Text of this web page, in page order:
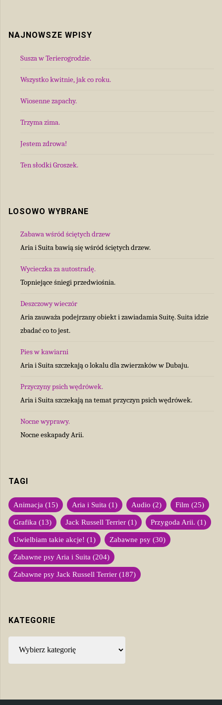
NAJNOWSZE WPISY
Susza w Terierogrodzie.
Wszystko kwitnie, jak co roku.
Wiosenne zapachy.
Trzyma zima.
Jestem zdrowa!
Ten słodki Groszek.
LOSOWO WYBRANE
Zabawa wśród ściętych drzew
Aria i Suita bawią się wśród ściętych drzew.
Wycieczka za autostradę.
Topniejące śniegi przedwiośnia.
Deszczowy wieczór
Aria zauważa podejrzany obiekt i zawiadamia Suitę. Suita idzie
zbadać co to jest.
Pies w kawiarni
Aria i Suita szczekają o lokalu dla zwierzaków w Dubaju.
Przyczyny psich wędrówek.
Aria i Suita szczekają na temat przyczyn psich wędrówek.
Nocne wyprawy.
Nocne eskapady Arii.
TAGI
Animacja (15) Aria i Suita (1) Audio (2) Film (25)
Grafika (13) Jack Russell Terrier (1) Przygoda Arii. (1)
Uwielbiam takie akcje! (1) Zabawne psy (30)
Zabawne psy Aria i Suita (204)
Zabawne psy Jack Russell Terrier (187)
KATEGORIE